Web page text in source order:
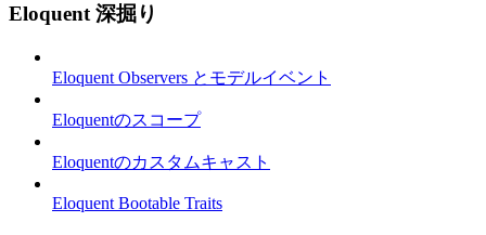
Eloquent 深掘り
Eloquent Observers とモデルイベント
Eloquentのスコープ
Eloquentのカスタムキャスト
Eloquent Bootable Traits